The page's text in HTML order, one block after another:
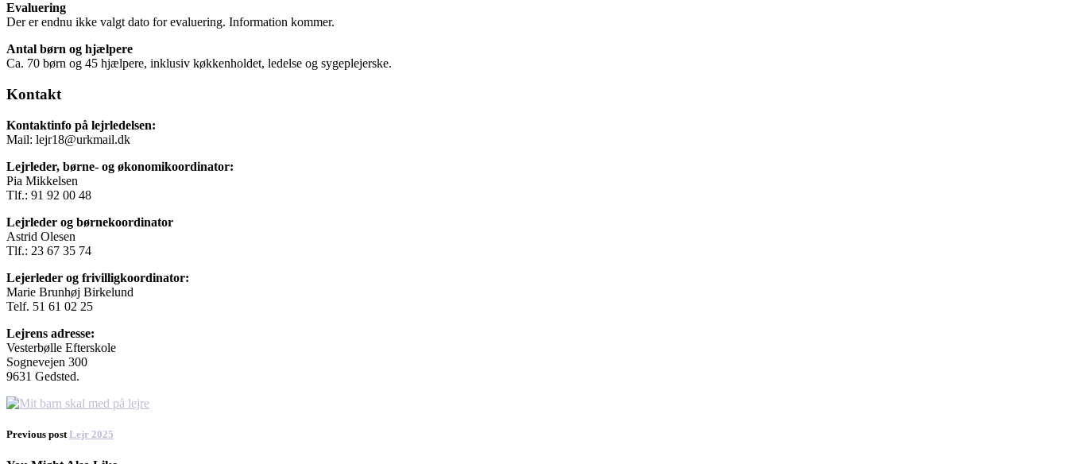
Evaluering
Der er endnu ikke valgt dato for evaluering. Information kommer.
Antal børn og hjælpere
Ca. 70 børn og 45 hjælpere, inklusiv køkkenholdet, ledelse og sygeplejerske.
Kontakt
Kontaktinfo på lejrledelsen:
Mail: lejr18@urkmail.dk
Lejrleder, børne- og økonomikoordinator:
Pia Mikkelsen
Tlf.: 91 92 00 48
Lejrleder og børnekoordinator
Astrid Olesen
Tlf.: 23 67 35 74
Lejerleder og frivilligkoordinator:
Marie Brunhøj Birkelund
Telf. 51 61 02 25
Lejrens adresse:
Vesterbølle Efterskole
Sognevejen 300
9631 Gedsted.
Previous post Lejr 2025